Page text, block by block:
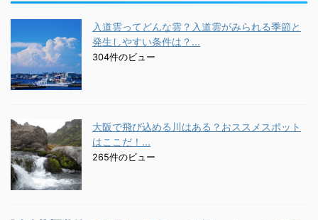
入道雲ってどんな雲？入道雲がみられる季節と
発生しやすい条件は？...
304件のビュー
大阪で飛び込める川はある？おススメスポット
はここだ！...
265件のビュー